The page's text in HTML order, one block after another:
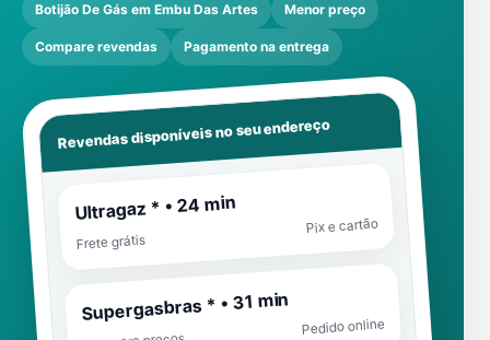
Botijão De Gás em Embu Das Artes Menor preço
Compare revendas Pagamento na entrega
Revendas disponíveis no seu endereço
Ultragaz * • 24 min
Frete grátis
Pix e cartão
Supergasbras * • 31 min
Pedido online